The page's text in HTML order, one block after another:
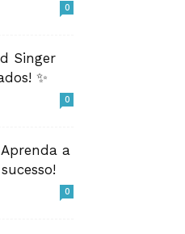
0
Singer
✨
0
a
0